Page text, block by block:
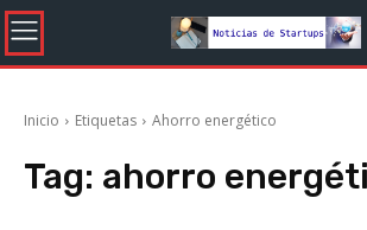
Inicio Etiquetas Ahorro energético
Tag: ahorro